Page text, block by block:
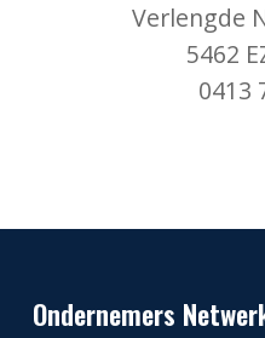
Verlengde
5462
0413
Ondernemers